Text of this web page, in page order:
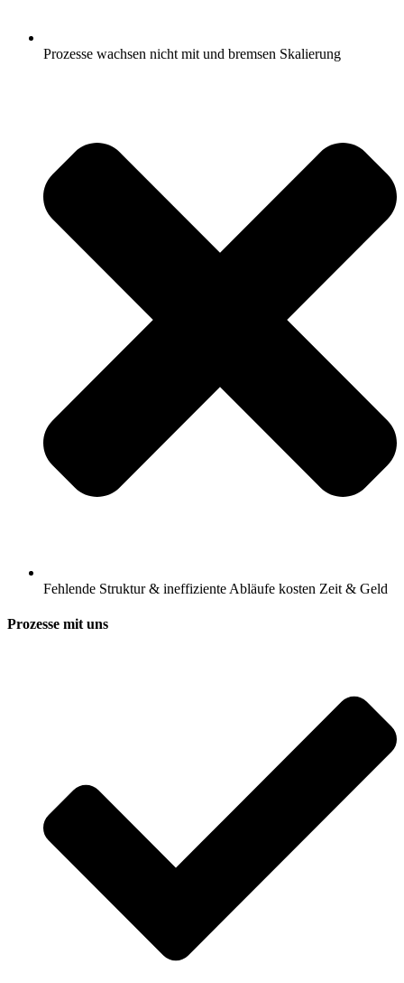
Prozesse wachsen nicht mit und bremsen Skalierung
Fehlende Struktur & ineffiziente Abläufe kosten Zeit & Geld
Prozesse mit uns